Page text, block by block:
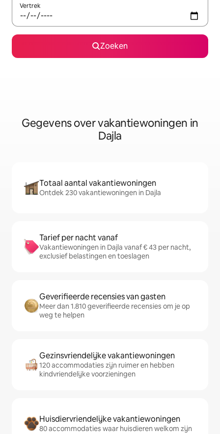
Vertrek
Zoeken
Gegevens over vakantiewoningen in
Dajla
Totaal aantal vakantiewoningen
Ontdek 230 vakantiewoningen in Dajla
Tarief per nacht vanaf
Vakantiewoningen in Dajla vanaf € 43 per nacht,
exclusief belastingen en toeslagen
Geverifieerde recensies van gasten
Meer dan 1.810 geverifieerde recensies om je op
weg te helpen
Gezinsvriendelijke vakantiewoningen
120 accommodaties zijn ruimer en hebben
kindvriendelijke voorzieningen
Huisdiervriendelijke vakantiewoningen
80 accommodaties waar huisdieren welkom zijn